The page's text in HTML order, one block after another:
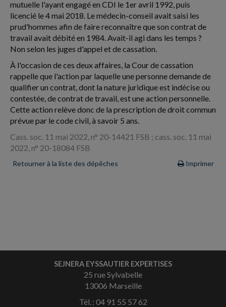
mutuelle l'ayant engagé en CDI le 1er avril 1992, puis
licencié le 4 mai 2018. Le médecin-conseil avait saisi les
prud'hommes afin de faire reconnaître que son contrat de
travail avait débité en 1984. Avait-il agi dans les temps ?
Non selon les juges d'appel et de cassation.
À l'occasion de ces deux affaires, la Cour de cassation
rappelle que l'action par laquelle une personne demande de
qualifier un contrat, dont la nature juridique est indécise ou
contestée, de contrat de travail, est une action personnelle.
Cette action relève donc de la prescription de droit commun
prévue par le code civil, à savoir 5 ans.
Cass. soc. 11 mai 2022, n° 20-14421 FSB ; cass. soc. 11 mai
2022, n° 20-18084 FSB
Retourner à la liste des dépêches Imprimer
SEJNERA EYSSAUTIER EXPERTISES
25 rue Sylvabelle
13006 Marseille
Tél. : 04 91 55 57 62